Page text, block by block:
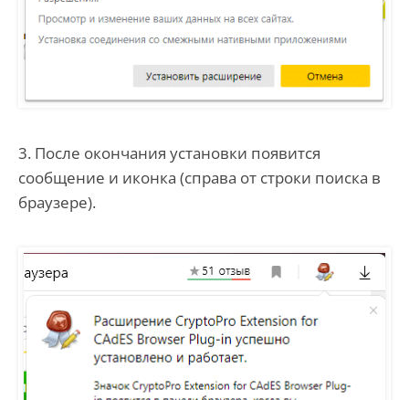
3. После окончания установки появится
сообщение и иконка (справа от строки поиска в
браузере).